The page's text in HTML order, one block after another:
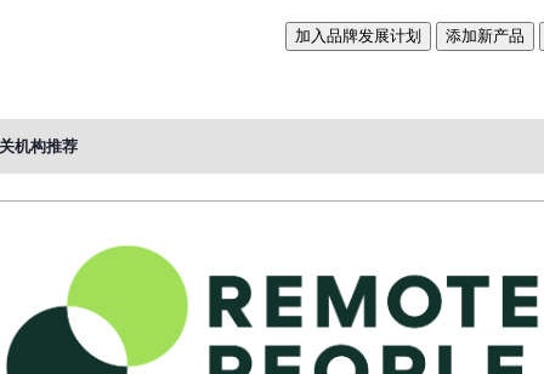
加入品牌发展计划 添加新产品
机构推荐